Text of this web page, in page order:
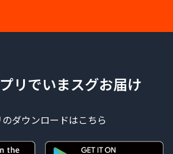
リでいまスグお届け
ダウンロードはこちら